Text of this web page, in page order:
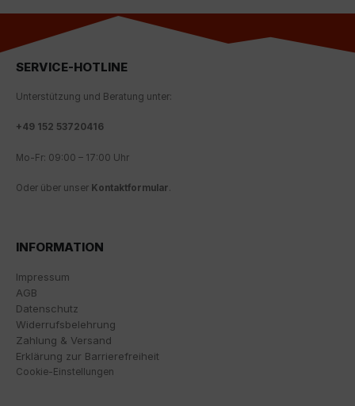
SERVICE-HOTLINE
Unterstützung und Beratung unter:
+49 152 53720416
Mo-Fr: 09:00 – 17:00 Uhr
Oder über unser Kontaktformular.
INFORMATION
Impressum
AGB
Datenschutz
Widerrufsbelehrung
Zahlung & Versand
Erklärung zur Barrierefreiheit
Cookie-Einstellungen
"Cookie-Einstellungen" ändern, die Sie im Fußbereich
der Seite finden. Ergänzende Informationen finden Sie
Analyse und statistische Auswertung der Website zu
verbessern. Dabei wird das Nutzerverhalten an
Verweildauer auf der Seite und die Interaktion
Profilbildung und zur Verknüpfung mit anderen
Indem Sie das mit den Google-Diensten verbundene
S. 1 lit. a DSGVO ein, dass Ihre Daten in den USA durch
Europäischen Gerichtshof als ein Land mit einem
nach EU-Standards unzureichenden
Datenschutzniveau eingestuft.
Es besteht insbesondere das Risiko, dass Ihre Daten